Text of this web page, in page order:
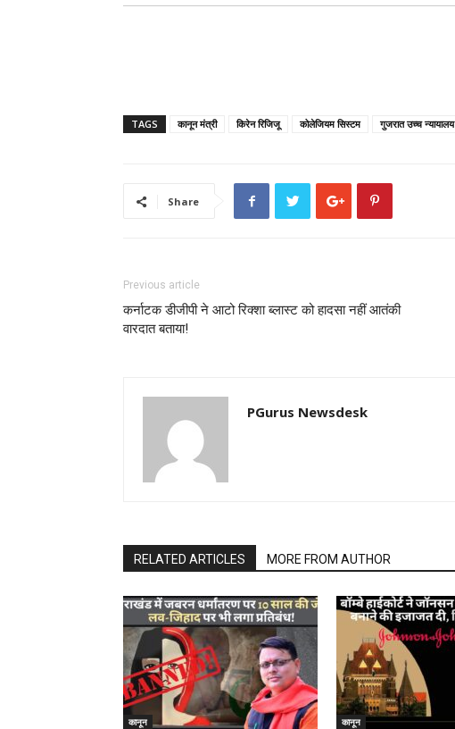
TAGS कानून मंत्री किरेन रिजिजू कोलेजियम सिस्टम गुजरात उच्च न्यायालय
Share
Previous article
कर्नाटक डीजीपी ने आटो रिक्शा ब्लास्ट को हादसा नहीं आतंकी
वारदात बताया!
PGurus Newsdesk
RELATED ARTICLES MORE FROM AUTHOR
कानून कानून